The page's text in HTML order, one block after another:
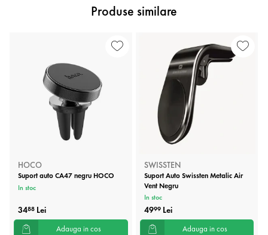
Produse similare
HOCO
Suport auto CA47 negru HOCO
In stoc
3488 Lei
Adauga in cos
SWISSTEN
Suport Auto Swissten Metalic Air
Vent Negru
In stoc
4999Lei
Adauga in cos